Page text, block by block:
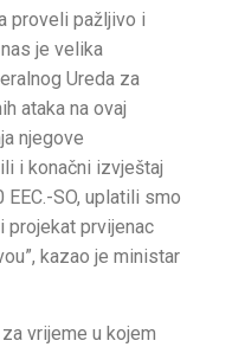
proveli pažljivo i
je velika
Ureda za
ataka na ovaj
njegove
i konačni izvještaj
SO, uplatili smo
projekat prvijenac
kazao je ministar
vrijeme u kojem